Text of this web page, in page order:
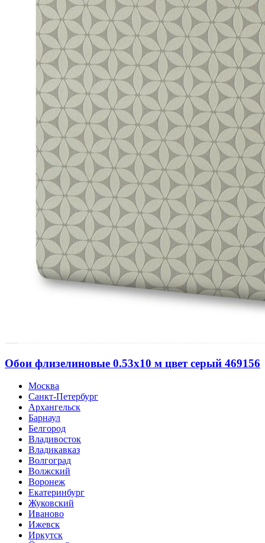
Обои флизелиновые 0.53х10 м цвет серый 469156
Москва
Санкт-Петербург
Архангельск
Барнаул
Белгород
Владивосток
Владикавказ
Волгоград
Волжский
Воронеж
Екатеринбург
Жуковский
Иваново
Ижевск
Иркутск